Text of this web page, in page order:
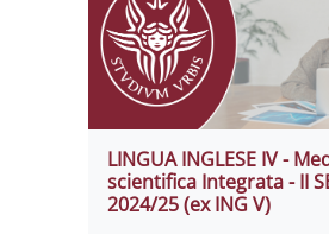
LINGUA INGLESE IV -
scientifica Integrata - II
2024/25 (ex ING V)